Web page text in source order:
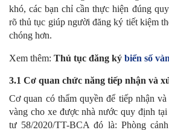
khó, các bạn chỉ cần thực hiện đúng
rõ thủ tục giúp người đăng ký tiết kiệm
chóng hơn.
Xem thêm: Thủ tục đăng ký biển số
3.1 Cơ quan chức năng tiếp nhận và
Cơ quan có thẩm quyền để tiếp nhận
vàng cho xe được nhà nước quy định
tư 58/2020/TT-BCA đó là: Phòng